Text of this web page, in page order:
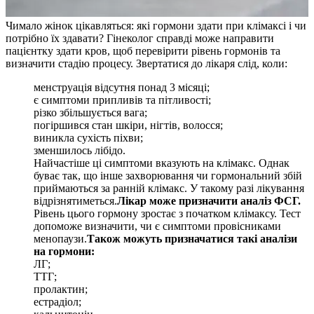
Чимало жінок цікавляться: які гормони здати при клімаксі і чи
потрібно їх здавати? Гінеколог справді може направити
пацієнтку здати кров, щоб перевірити рівень гормонів та
визначити стадію процесу. Звертатися до лікаря слід, коли:
менструація відсутня понад 3 місяці;
є симптоми припливів та пітливості;
різко збільшується вага;
погіршився стан шкіри, нігтів, волосся;
виникла сухість піхви;
зменшилось лібідо.
Найчастіше ці симптоми вказують на клімакс. Однак
буває так, що інше захворювання чи гормональний збій
приймаються за ранній клімакс. У такому разі лікування
відрізнятиметься.Лікар може призначити аналіз ФСГ.
Рівень цього гормону зростає з початком клімаксу. Тест
допоможе визначити, чи є симптоми провісниками
менопаузи.Також можуть призначатися такі аналізи
на гормони:
ЛГ;
ТТГ;
пролактин;
естрадіол;